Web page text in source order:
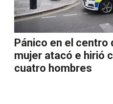
Pánico en el centro
mujer atacó e hirió
cuatro hombres